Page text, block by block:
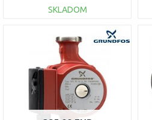
SKLADOM
DO KOŠÍKA
Porovnať